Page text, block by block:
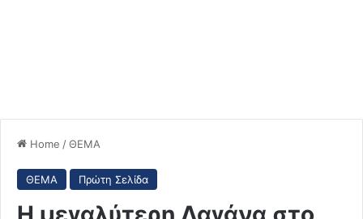
Home /ΘΕΜΑ
ΘΕΜΑ Πρώτη Σελίδα